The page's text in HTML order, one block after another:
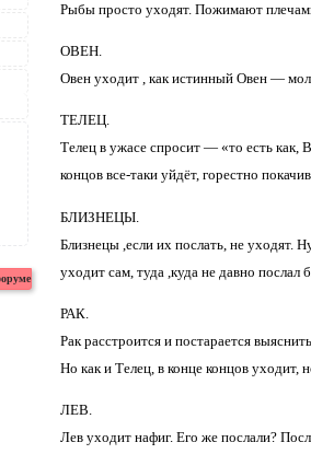
Рыбы просто уходят. Пожимают
ОВЕН.
Овен уходит , как истинный Овен —
ТЕЛЕЦ.
Телец в ужасе спросит — «то есть как,
концов все-таки уйдёт, горестно
БЛИЗНЕЦЫ.
Близнецы ,если их послать, не уходят.
уходит сам, туда ,куда не давно послал
РАК.
Рак расстроится и постарается
Но как и Телец, в конце концов уходит,
ЛЕВ.
Лев уходит нафиг. Его же послали?